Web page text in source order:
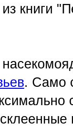
книги
. Само